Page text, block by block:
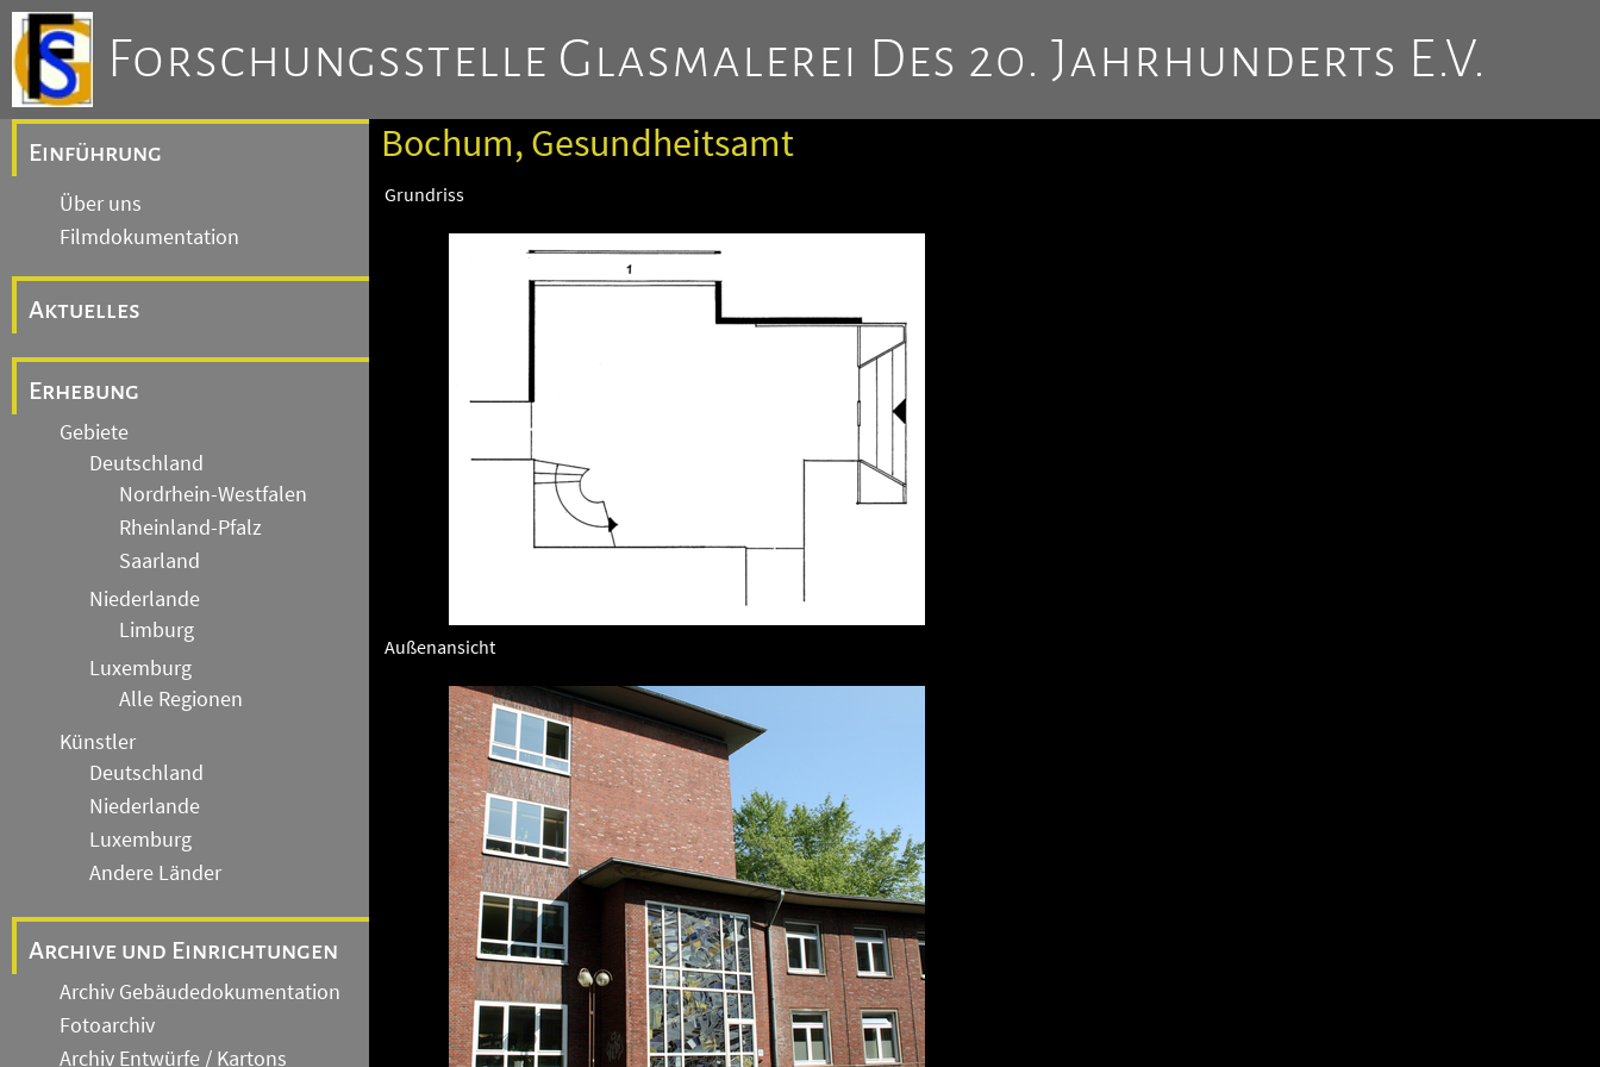
Forschungsstelle Glasmalerei Des 20. Jahrhunderts E.V.
Einführung
Über uns
Filmdokumentation
Aktuelles
Erhebung
Gebiete
Deutschland
Nordrhein-Westfalen
Rheinland-Pfalz
Saarland
Niederlande
Limburg
Luxemburg
Alle Regionen
Künstler
Deutschland
Niederlande
Luxemburg
Andere Länder
Archive und Einrichtungen
Archiv Gebäudedokumentation
Fotoarchiv
Archiv Entwürfe / Kartons
Bochum, Gesundheitsamt
Grundriss
Außenansicht